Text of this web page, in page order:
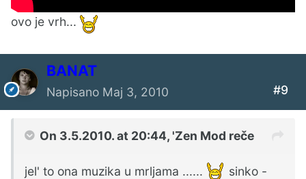
ovo je vrh...
BANAT
Napisano Maj 3, 2010 #9
On 3.5.2010. at 20:44, 'Zen Mod reče
jel' to ona muzika u mrljama ......
sinko -